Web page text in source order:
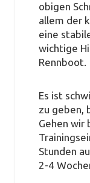
obigen
allem der
eine
wichtige
Rennboot.
Es ist
zu geben,
Gehen wir
Stunden
2-4